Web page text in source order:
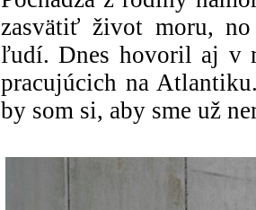
zasvätiť život moru, no
ľudí. Dnes hovoril aj v
pracujúcich na
by som si, aby sme už